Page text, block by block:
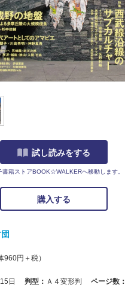
試し読みをする
籍ストアBOOK☆WALKERへ移動します。
購入する
960円＋税）
日 判型： Ａ４変形判 ページ数：